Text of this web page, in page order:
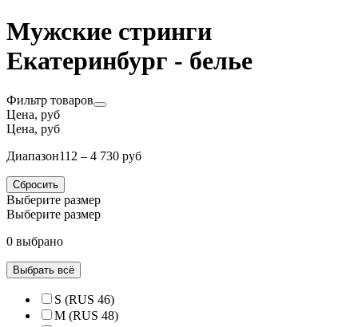
Мужские стринги
Екатеринбург - белье
Фильтр товаров
Цена, руб
Цена, руб
Диапазон112 – 4 730 руб
Сбросить
Выберите размер
Выберите размер
0 выбрано
Выбрать всё
S (RUS 46)
M (RUS 48)